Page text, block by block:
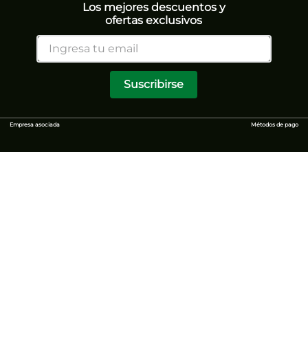
Los mejores descuentos y
ofertas exclusivos
Suscribirse
Empresa asociada Métodos de pago